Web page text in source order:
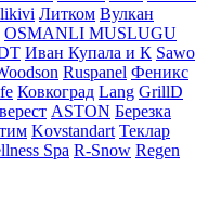
Литком Вулкан
OSMANLI MUSLUGU
Иван Купала и К Sawo
Ruspanel Феникс
Ковкоград Lang GrillD
ASTON Березка
Kovstandart Теклар
Spa R-Snow Regen